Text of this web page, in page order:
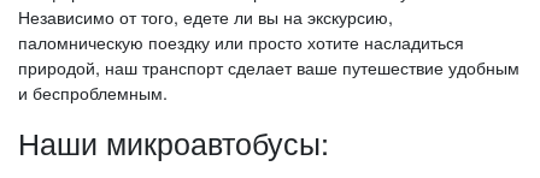
Независимо от того, едете ли вы на экскурсию,
паломническую поездку или просто хотите насладиться
природой, наш транспорт сделает ваше путешествие удобным
и беспроблемным.
Наши микроавтобусы: